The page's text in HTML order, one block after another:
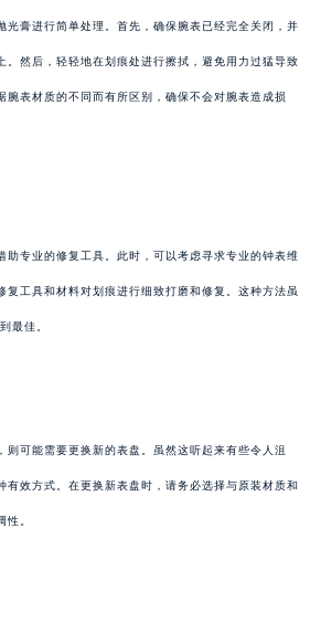
光膏进行简单处理。首先，确保腕表已经完全关闭，并
。然后，轻轻地在划痕处进行擦拭，避免用力过猛导致
腕表材质的不同而有所区别，确保不会对腕表造成损
助专业的修复工具。此时，可以考虑寻求专业的钟表维
复工具和材料对划痕进行细致打磨和修复。这种方法虽
最佳。
则可能需要更换新的表盘。虽然这听起来有些令人沮
有效方式。在更换新表盘时，请务必选择与原装材质和
性。